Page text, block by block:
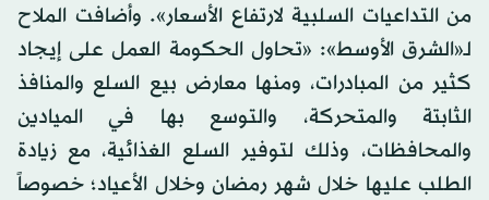
من التداعيات السلبية لارتفاع الأسعار». وأضافت الملاح
لـ«الشرق الأوسط»: «تحاول الحكومة العمل على إيجاد
كثير من المبادرات، ومنها معارض بيع السلع والمنافذ
الثابتة والمتحركة، والتوسع بها في الميادين
والمحافظات، وذلك لتوفير السلع الغذائية، مع زيادة
الطلب عليها خلال شهر رمضان وخلال الأعياد؛ خصوصاً